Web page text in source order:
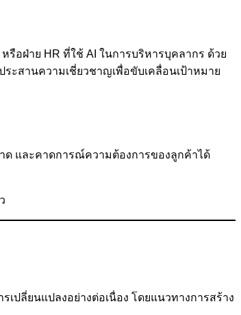
อฝ่าย HR ที่ใช้ AI ในการบริหารบุคลากร ด้วย
ะสานความเชี่ยวชาญเพื่อขับเคลื่อนเป้าหมาย
ด และคาดการณ์ความต้องการของลูกค้าได้
ปลี่ยนแปลงอย่างต่อเนื่อง โดยแนวทางการสร้าง